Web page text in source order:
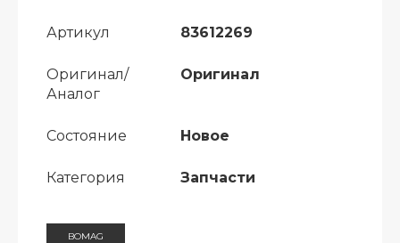
Артикул 83612269
Оригинал/
Аналог
Оригинал
Состояние Новое
Категория Запчасти
BOMAG